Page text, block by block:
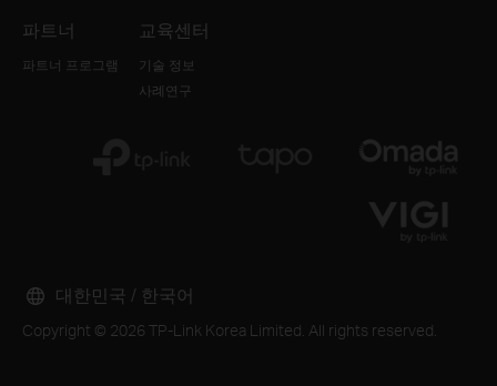
파트너
파트너 프로그램
교육센터
기술 정보
사례연구
Copyright © 2026 TP-Link Korea Limited. All rights reserved.
대한민국 / 한국어